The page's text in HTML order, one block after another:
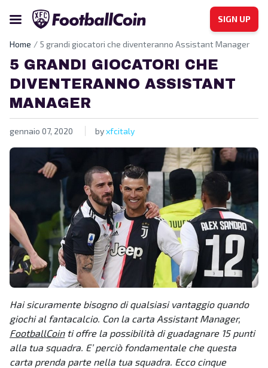
SIGN UP
Home 5 grandi giocatori che diventeranno Assistant Manager
5 GRANDI GIOCATORI CHE
DIVENTERANNO ASSISTANT
MANAGER
gennaio 07, 2020 byxfcitaly
Hai sicuramente bisogno di qualsiasi vantaggio quando
giochi al fantacalcio. Con la carta Assistant Manager,
FootballCointi offre la possibilità di guadagnare 15 punti
alla tua squadra. E’ perciò fondamentale che questa
carta prenda parte nella tua squadra. Ecco cinque